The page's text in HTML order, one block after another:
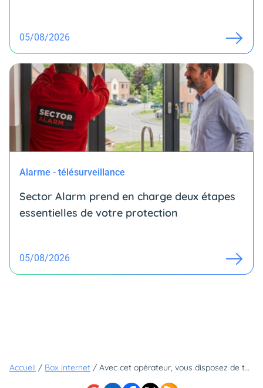
05/08/2026
Alarme - télésurveillance
Sector Alarm prend en charge deux étapes
essentielles de votre protection
05/08/2026
Accueil / Box internet / Avec cet opérateur, vous disposez de tout un arsenal pour booster votre Wi-Fi